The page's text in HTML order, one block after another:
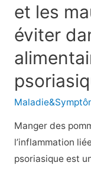
la
raideur
matinale
de
l’arthrite
psoriasique
et les
éviter
Manger des
l’inflammation
psoriasique est